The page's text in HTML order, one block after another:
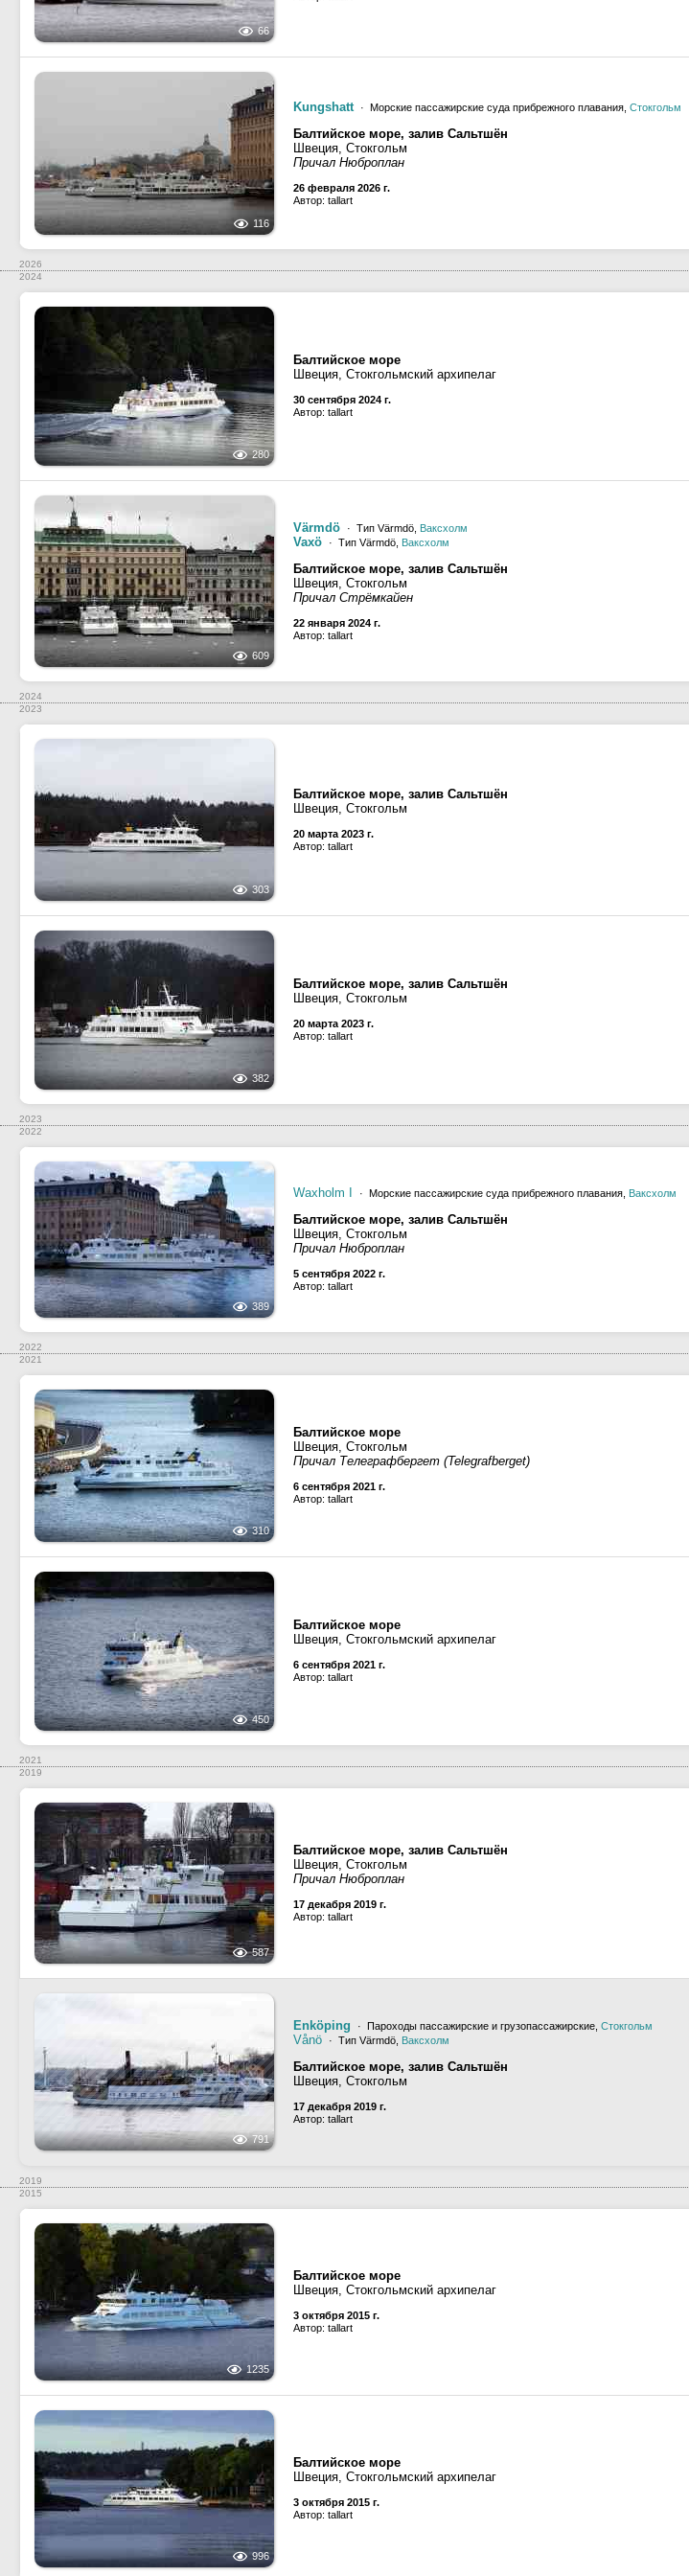
66
116
Kungshatt · Морские пассажирские суда прибрежного плавания, Стокгольм
Балтийское море, залив Сальтшён
Швеция, Стокгольм
Причал Нюброплан
26 февраля 2026 г.
Автор: tallart
2026
2024
280
Балтийское море
Швеция, Стокгольмский архипелаг
30 сентября 2024 г.
Автор: tallart
609
Värmdö · Тип Värmdö, Ваксхолм
Vaxö · Тип Värmdö, Ваксхолм
Балтийское море, залив Сальтшён
Швеция, Стокгольм
Причал Стрёмкайен
22 января 2024 г.
Автор: tallart
2024
2023
303
Балтийское море, залив Сальтшён
Швеция, Стокгольм
20 марта 2023 г.
Автор: tallart
382
Балтийское море, залив Сальтшён
Швеция, Стокгольм
20 марта 2023 г.
Автор: tallart
2023
2022
389
Waxholm I · Морские пассажирские суда прибрежного плавания, Ваксхолм
Балтийское море, залив Сальтшён
Швеция, Стокгольм
Причал Нюброплан
5 сентября 2022 г.
Автор: tallart
2022
2021
310
Балтийское море
Швеция, Стокгольм
Причал Телеграфбергет (Telegrafberget)
6 сентября 2021 г.
Автор: tallart
450
Балтийское море
Швеция, Стокгольмский архипелаг
6 сентября 2021 г.
Автор: tallart
2021
2019
587
Балтийское море, залив Сальтшён
Швеция, Стокгольм
Причал Нюброплан
17 декабря 2019 г.
Автор: tallart
791
Enköping · Пароходы пассажирские и грузопассажирские, Стокгольм
Vånö · Тип Värmdö, Ваксхолм
Балтийское море, залив Сальтшён
Швеция, Стокгольм
17 декабря 2019 г.
Автор: tallart
2019
2015
1235
Балтийское море
Швеция, Стокгольмский архипелаг
3 октября 2015 г.
Автор: tallart
996
Балтийское море
Швеция, Стокгольмский архипелаг
3 октября 2015 г.
Автор: tallart